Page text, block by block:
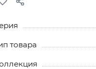
товара